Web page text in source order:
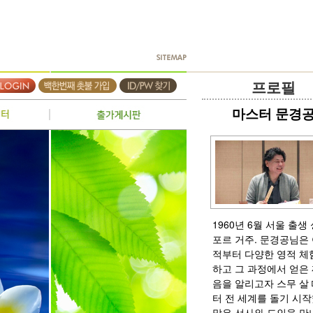
프로필
마스터 문경
1960년 6월 서울 출생
포르 거주. 문경공님은
적부터 다양한 영적 체
하고 그 과정에서 얻은
음을 알리고자 스무 살
터 전 세계를 돌기 시